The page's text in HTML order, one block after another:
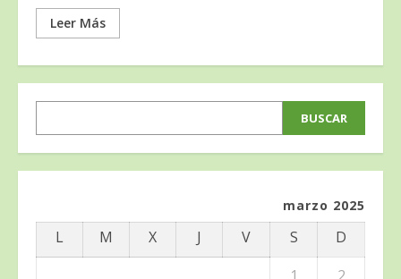
Leer Más
BUSCAR BUSCAR
marzo 2025
L M X J V S
D